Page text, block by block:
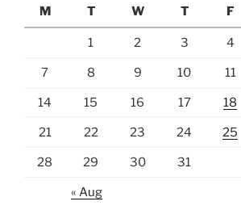
M
T W T F
1 2 3 4
7 8 9 10 11
14 15 16 17 18
21 22 23 24 25
28 29 30 31
« Aug